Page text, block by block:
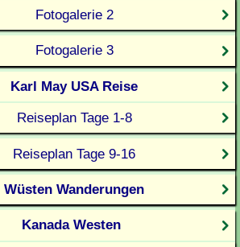
Fotogalerie 2
Fotogalerie 3
Karl May USA Reise
Reiseplan Tage 1-8
Reiseplan Tage 9-16
Wüsten Wanderungen
Kanada Westen